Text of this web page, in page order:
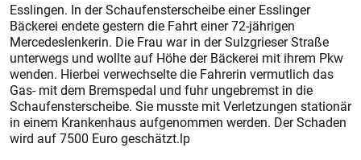
Esslingen. In der Schaufensterscheibe einer Esslinger
Bäckerei endete gestern die Fahrt einer 72-jährigen
Mercedeslenkerin. Die Frau war in der Sulzgrieser Straße
unterwegs und wollte auf Höhe der Bäckerei mit ihrem Pkw
wenden. Hierbei verwechselte die Fahrerin vermutlich das
Gas- mit dem Bremspedal und fuhr ungebremst in die
Schaufensterscheibe. Sie musste mit Verletzungen stationär
in einem Krankenhaus aufgenommen werden. Der Schaden
wird auf 7500 Euro geschätzt.lp